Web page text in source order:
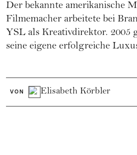
Der bekannte amerikanische
Filmemacher arbeitete bei
YSL als Kreativdirektor. 2005
seine eigene erfolgreiche
VON Elisabeth Körbler